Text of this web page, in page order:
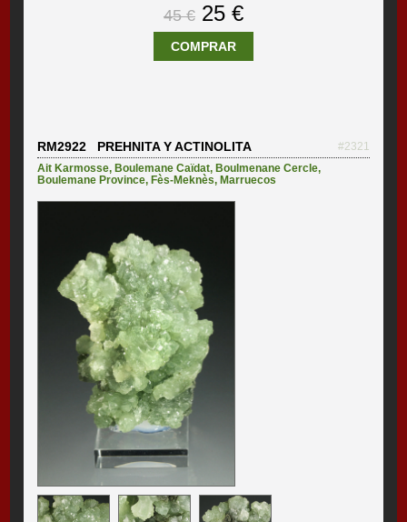
45 € 25 €
COMPRAR
RM2922 PREHNITA Y ACTINOLITA
#2321
Ait Karmosse, Boulemane Caïdat, Boulmenane Cercle,
Boulemane Province, Fès-Meknès, Marruecos